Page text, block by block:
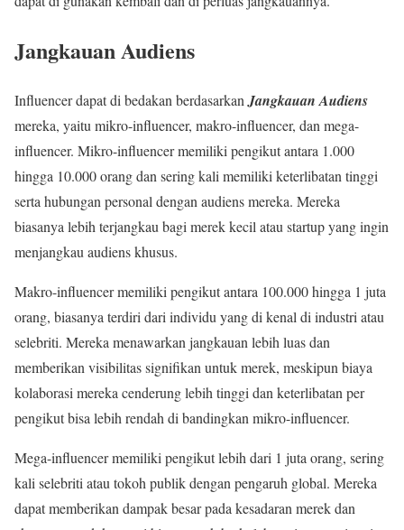
Jangkauan Audiens
Influencer dapat di bedakan berdasarkan Jangkauan Audiens
mereka, yaitu mikro-influencer, makro-influencer, dan mega-
influencer. Mikro-influencer memiliki pengikut antara 1.000
hingga 10.000 orang dan sering kali memiliki keterlibatan tinggi
serta hubungan personal dengan audiens mereka. Mereka
biasanya lebih terjangkau bagi merek kecil atau startup yang ingin
menjangkau audiens khusus.
Makro-influencer memiliki pengikut antara 100.000 hingga 1 juta
orang, biasanya terdiri dari individu yang di kenal di industri atau
selebriti. Mereka menawarkan jangkauan lebih luas dan
memberikan visibilitas signifikan untuk merek, meskipun biaya
kolaborasi mereka cenderung lebih tinggi dan keterlibatan per
pengikut bisa lebih rendah di bandingkan mikro-influencer.
Mega-influencer memiliki pengikut lebih dari 1 juta orang, sering
kali selebriti atau tokoh publik dengan pengaruh global. Mereka
dapat memberikan dampak besar pada kesadaran merek dan